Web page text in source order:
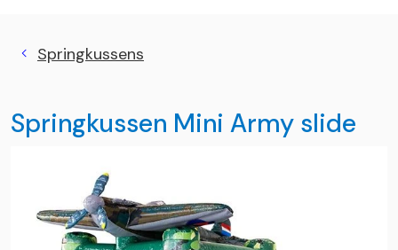
Springkussens
Springkussen Mini Army slide